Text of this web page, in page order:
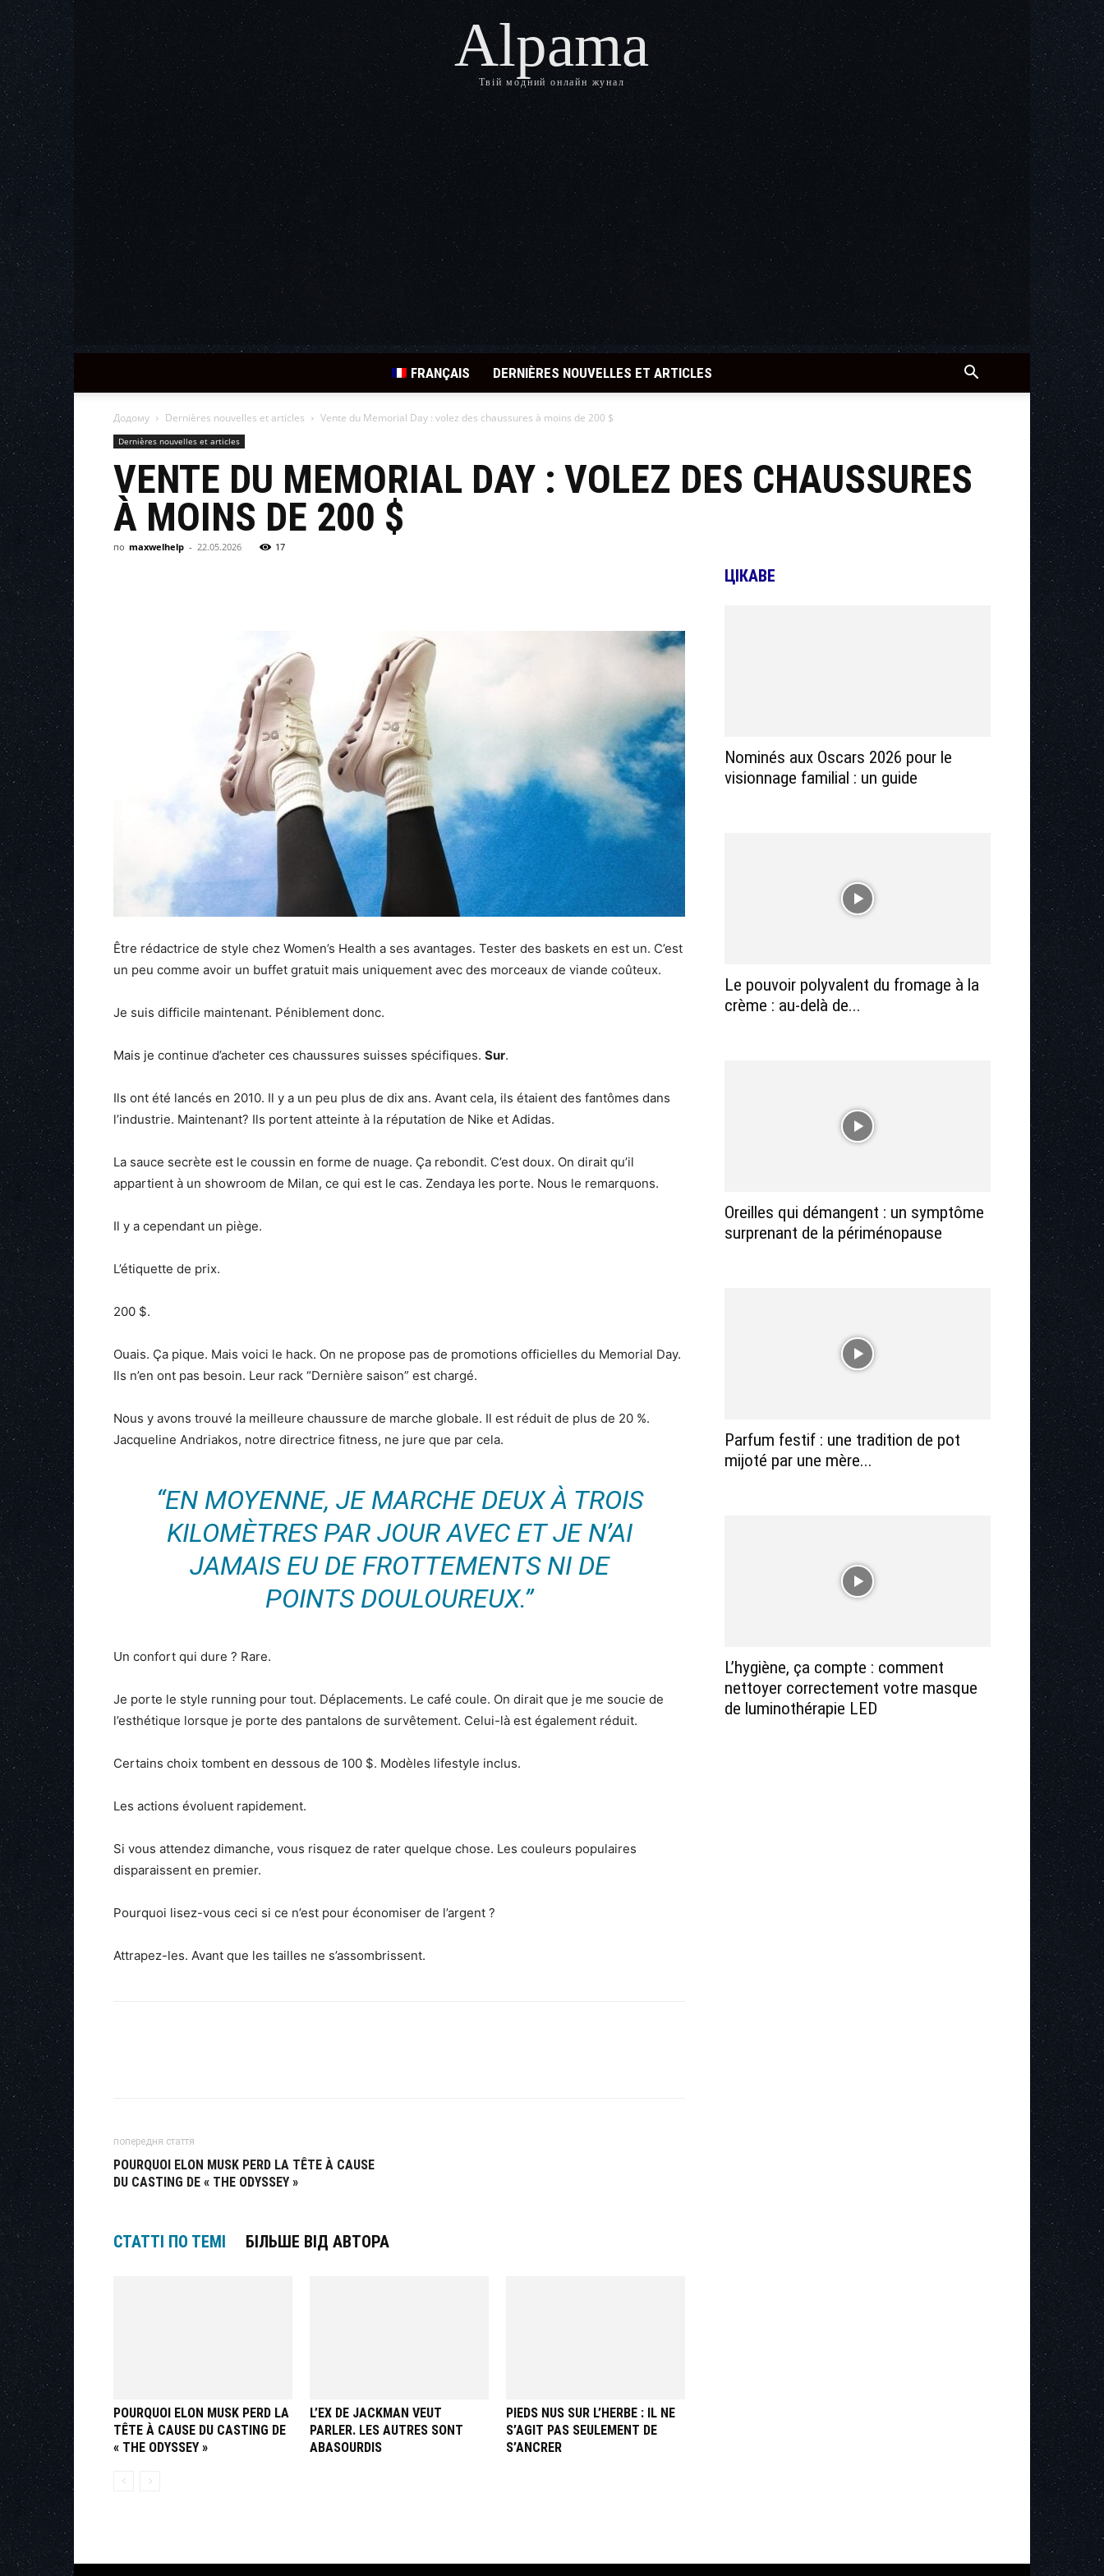
Alpama
Твій модний онлайн жунал
FRANÇAIS DERNIÈRES NOUVELLES ET ARTICLES
Додому Dernières nouvelles et articles Vente du Memorial Day : volez des chaussures à moins de 200 $
Dernières nouvelles et articles
VENTE DU MEMORIAL DAY : VOLEZ DES CHAUSSURES
À MOINS DE 200 $
по maxwelhelp - 22.05.2026 17
Être rédactrice de style chez Women’s Health a ses avantages. Tester des baskets en est un. C’est
un peu comme avoir un buffet gratuit mais uniquement avec des morceaux de viande coûteux.
Je suis difficile maintenant. Péniblement donc.
Mais je continue d’acheter ces chaussures suisses spécifiques. Sur.
Ils ont été lancés en 2010. Il y a un peu plus de dix ans. Avant cela, ils étaient des fantômes dans
l’industrie. Maintenant? Ils portent atteinte à la réputation de Nike et Adidas.
La sauce secrète est le coussin en forme de nuage. Ça rebondit. C’est doux. On dirait qu’il
appartient à un showroom de Milan, ce qui est le cas. Zendaya les porte. Nous le remarquons.
Il y a cependant un piège.
L’étiquette de prix.
200 $.
Ouais. Ça pique. Mais voici le hack. On ne propose pas de promotions officielles du Memorial Day.
Ils n’en ont pas besoin. Leur rack “Dernière saison” est chargé.
Nous y avons trouvé la meilleure chaussure de marche globale. Il est réduit de plus de 20 %.
Jacqueline Andriakos, notre directrice fitness, ne jure que par cela.
“EN MOYENNE, JE MARCHE DEUX À TROIS
KILOMÈTRES PAR JOUR AVEC ET JE N’AI
JAMAIS EU DE FROTTEMENTS NI DE
POINTS DOULOUREUX.”
Un confort qui dure ? Rare.
Je porte le style running pour tout. Déplacements. Le café coule. On dirait que je me soucie de
l’esthétique lorsque je porte des pantalons de survêtement. Celui-là est également réduit.
Certains choix tombent en dessous de 100 $. Modèles lifestyle inclus.
Les actions évoluent rapidement.
Si vous attendez dimanche, vous risquez de rater quelque chose. Les couleurs populaires
disparaissent en premier.
Pourquoi lisez-vous ceci si ce n’est pour économiser de l’argent ?
Attrapez-les. Avant que les tailles ne s’assombrissent.
попередня стаття
POURQUOI ELON MUSK PERD LA TÊTE À CAUSE
DU CASTING DE « THE ODYSSEY »
СТАТТІ ПО ТЕМІ БІЛЬШЕ ВІД АВТОРА
POURQUOI ELON MUSK PERD LA
TÊTE À CAUSE DU CASTING DE
« THE ODYSSEY »
L’EX DE JACKMAN VEUT
PARLER. LES AUTRES SONT
ABASOURDIS
PIEDS NUS SUR L’HERBE : IL NE
S’AGIT PAS SEULEMENT DE
S’ANCRER
ЦІКАВЕ
Nominés aux Oscars 2026 pour le
visionnage familial : un guide
Le pouvoir polyvalent du fromage à la
crème : au-delà de...
Oreilles qui démangent : un symptôme
surprenant de la périménopause
Parfum festif : une tradition de pot
mijoté par une mère...
L’hygiène, ça compte : comment
nettoyer correctement votre masque
de luminothérapie LED